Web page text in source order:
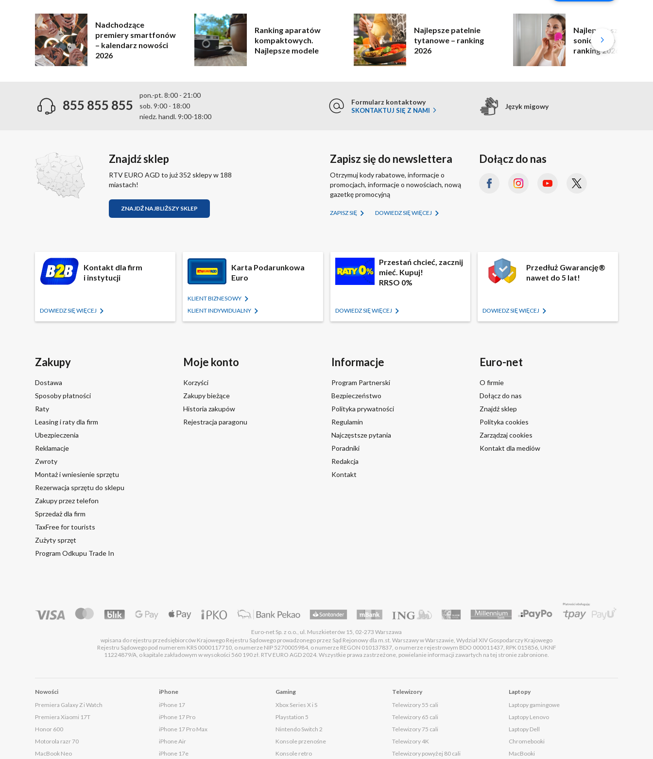
Nadchodzące
premiery smartfonów
– kalendarz nowości
2026
Ranking aparatów
kompaktowych.
Najlepsze modele
Najlepsze patelnie
tytanowe – ranking
2026
Najlepsza
soniczna do twarzy –
ranking 2026
855 855 855
pon.-pt. 8:00 - 21:00
sob. 9:00 - 18:00
niedz. handl. 9:00-18:00
Formularz kontaktowy
SKONTAKTUJ SIĘ Z NAMI
Język migowy
Znajdź sklep
RTV EURO AGD to już 352 sklepy w 188
miastach!
ZNAJDŹ NAJBLIŻSZY SKLEP
Zapisz się do newslettera
Otrzymuj kody rabatowe, informacje o
promocjach, informacje o nowościach, nową
gazetkę promocyjną
ZAPISZ SIĘ DOWIEDZ SIĘ WIĘCEJ
Dołącz do nas
Kontakt dla firm
i instytucji
DOWIEDZ SIĘ WIĘCEJ
Karta Podarunkowa
Euro
KLIENT BIZNESOWY
KLIENT INDYWIDUALNY
Przestań chcieć, zacznij
mieć. Kupuj!
RRSO 0%
DOWIEDZ SIĘ WIĘCEJ
Przedłuż Gwarancję®
nawet do 5 lat!
DOWIEDZ SIĘ WIĘCEJ
Zakupy
Dostawa
Sposoby płatności
Raty
Leasing i raty dla firm
Ubezpieczenia
Reklamacje
Zwroty
Montaż i wniesienie sprzętu
Rezerwacja sprzętu do sklepu
Zakupy przez telefon
Sprzedaż dla firm
TaxFree for tourists
Zużyty sprzęt
Program Odkupu Trade In
Moje konto
Korzyści
Zakupy bieżące
Historia zakupów
Rejestracja paragonu
Informacje
Program Partnerski
Bezpieczeństwo
Polityka prywatności
Regulamin
Najczęstsze pytania
Poradniki
Redakcja
Kontakt
Euro-net
O firmie
Dołącz do nas
Znajdź sklep
Polityka cookies
Zarządzaj cookies
Kontakt dla mediów
Euro-net Sp. z o.o., ul. Muszkieterów 15, 02-273 Warszawa
wpisana do rejestru przedsiębiorców Krajowego Rejestru Sądowego prowadzonego przez Sąd Rejonowy dla m.st. Warszawy w Warszawie, Wydział XIV Gospodarczy Krajowego
Rejestru Sądowego pod numerem KRS 0000117710, o numerze NIP 5270005984, o numerze REGON 010137837, o numerze rejestrowym BDO 000011437, RPK 015856, UKNF
11224879/A, o kapitale zakładowym w wysokości 560 190 zł. RTV EURO AGD 2024. Wszystkie prawa zastrzeżone, powielanie informacji zawartych na tej stronie zabronione.
Nowości
Premiera Galaxy Z i Watch
Premiera Xiaomi 17T
Honor 600
Motorola razr 70
MacBook Neo
iPhone
iPhone 17
iPhone 17 Pro
iPhone 17 Pro Max
iPhone Air
iPhone 17e
Gaming
Xbox Series X i S
Playstation 5
Nintendo Switch 2
Konsole przenośne
Konsole retro
Telewizory
Telewizory 55 cali
Telewizory 65 cali
Telewizory 75 cali
Telewizory 4K
Telewizory powyżej 80 cali
Laptopy
Laptopy gamingowe
Laptopy Lenovo
Laptopy Dell
Chromebooki
MacBooki